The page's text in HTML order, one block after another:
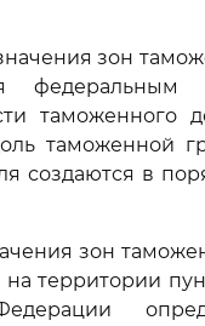
зон
федеральным
таможенного
таможенной
создаются в
зон
территории